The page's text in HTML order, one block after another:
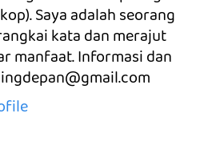
Saya adalah seorang
kata dan merajut
manfaat. Informasi dan